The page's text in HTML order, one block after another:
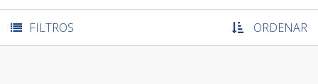
FILTROS ORDENAR